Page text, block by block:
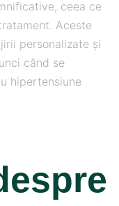
ceea ce
Aceste
personalizate și
când se
hipertensiune